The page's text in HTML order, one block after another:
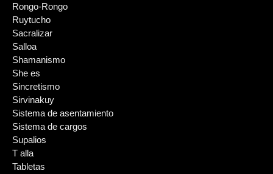
Rongo-Rongo
Ruytucho
Sacralizar
Salloa
Shamanismo
She es
Sincretismo
Sirvinakuy
Sistema de asentamiento
Sistema de cargos
Supalios
T alla
Tabletas